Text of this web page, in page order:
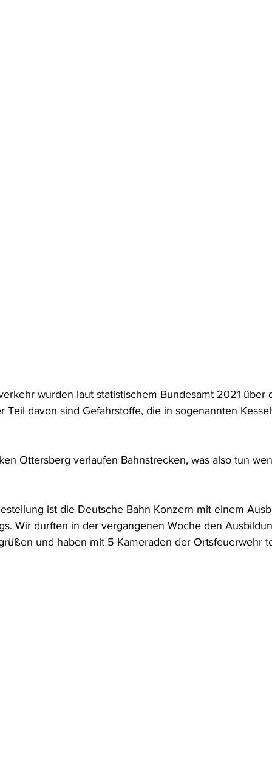
wurden laut statistischem Bundesamt 2021 über
Teil davon sind Gefahrstoffe, die in sogenannten
Ottersberg verlaufen Bahnstrecken, was also tun
ist die Deutsche Bahn Konzern mit einem
Wir durften in der vergangenen Woche den
und haben mit 5 Kameraden der Ortsfeuerwehr